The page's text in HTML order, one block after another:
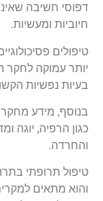
דפוסי חשיבה
חיוביות ומעשיות.
טיפולים
יותר עמוקה לחקר
בעיות נפשיות
בנוסף, מידע
כגון הרפיה, יוגה
והחרדה.
טיפול תרופתי
והוא מתאים